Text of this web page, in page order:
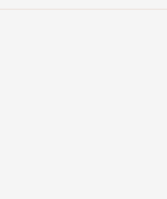
研究。現任關